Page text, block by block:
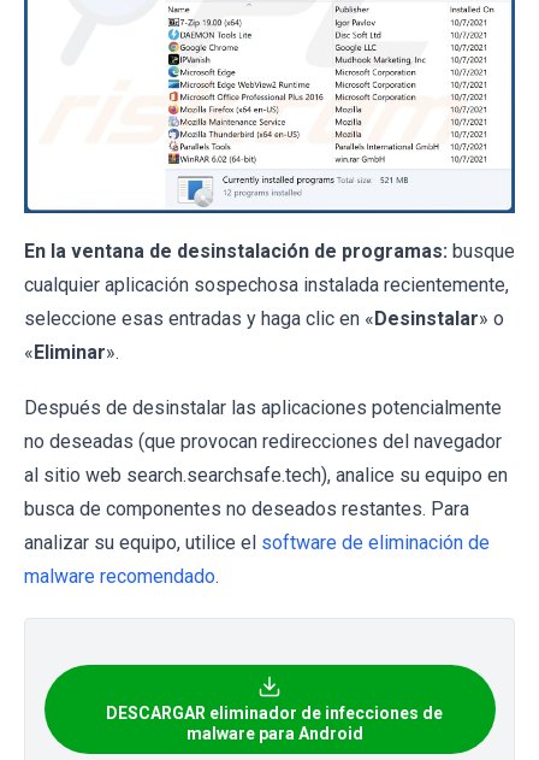
En la ventana de desinstalación de programas: busque
cualquier aplicación sospechosa instalada recientemente,
seleccione esas entradas y haga clic en « Desinstalar» o
« Eliminar».
Después de desinstalar las aplicaciones potencialmente
no deseadas (que provocan redirecciones del navegador
al sitio web search.searchsafe.tech), analice su equipo en
busca de componentes no deseados restantes. Para
analizar su equipo, utilice el software de eliminación de
malware recomendado.
DESCARGAR eliminador de infecciones de
malware para Android